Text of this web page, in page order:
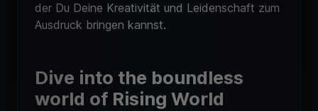
der Du Deine Kreativität und Leidenschaft zum
Ausdruck bringen kannst.
Dive into the boundless
world of Rising World